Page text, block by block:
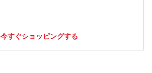
今すぐショッピングする